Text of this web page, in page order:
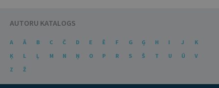
AUTORU KATALOGS
A Ā B C Č D E Ē F G Ģ H I J
K
Ķ
L Ļ M N Ņ O P R S Š T U Ū
V
Z
Ž